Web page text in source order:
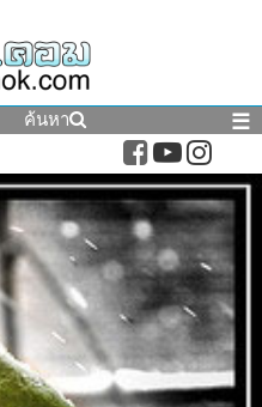
ค้นหา ☰